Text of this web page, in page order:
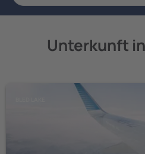
Unterkunft